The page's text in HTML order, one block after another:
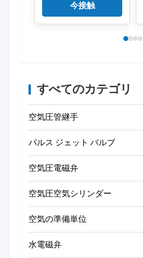
今接触
すべてのカテゴリ
空気圧管継手
パルス ジェット バルブ
空気圧電磁弁
空気圧空気シリンダー
空気の準備単位
水電磁弁